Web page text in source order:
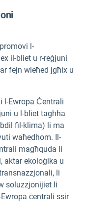
l-
il-bliet u r-reġjuni
fejn wieħed jgħix u
l-Ewropa Ċentrali
u l-bliet tagħha
fil-klima) li ma
waħedhom. Il-
magħquda li
aktar ekoloġika u
li
soluzzjonijiet li
ċentrali ssir